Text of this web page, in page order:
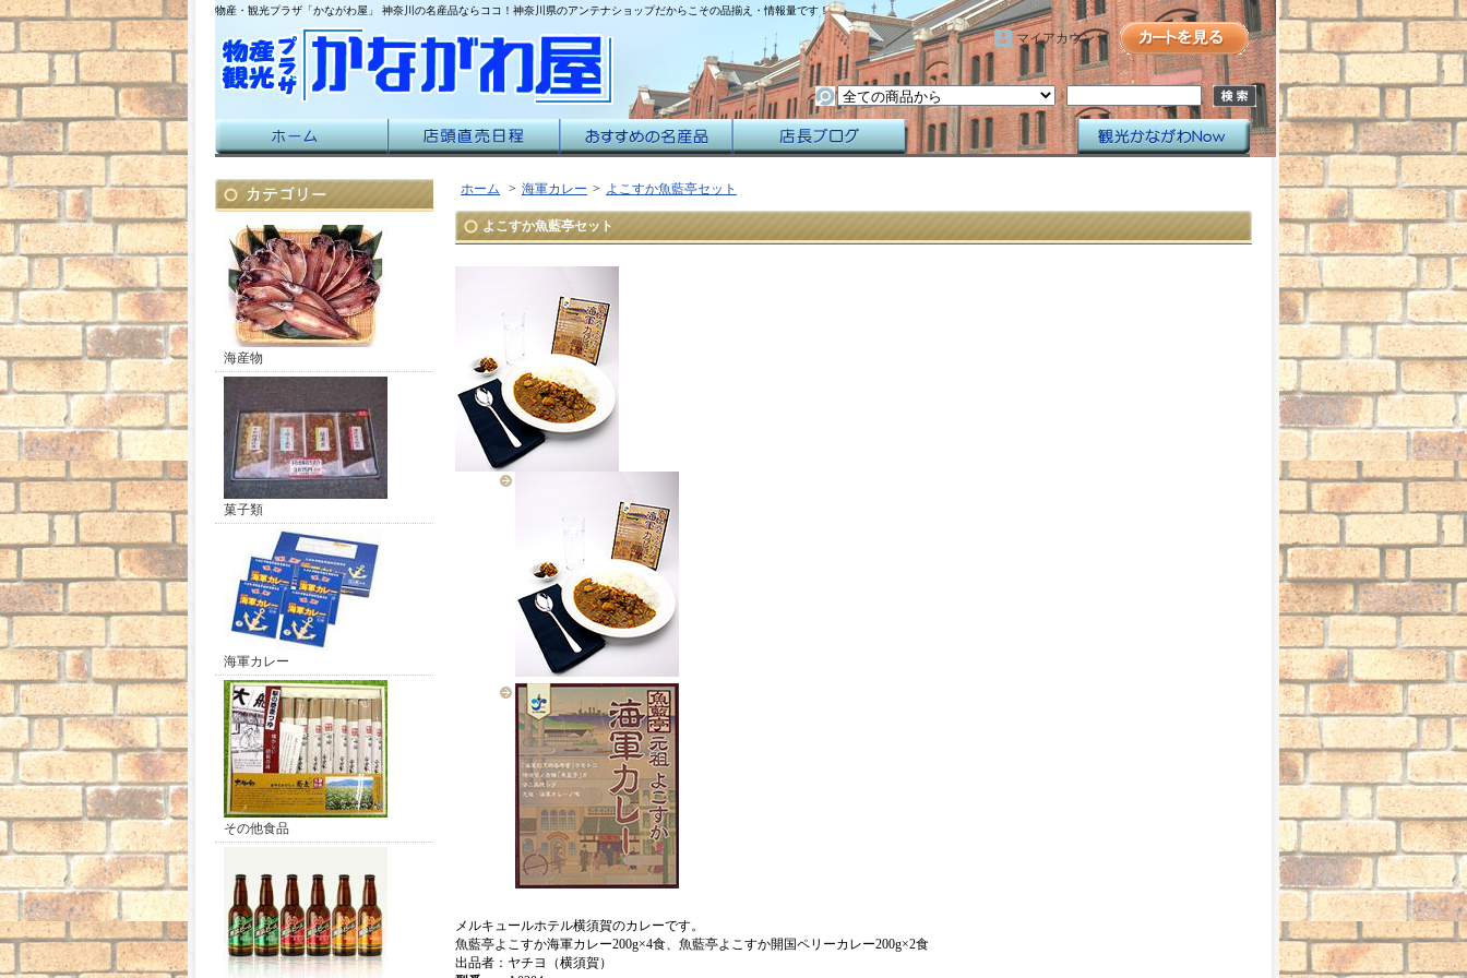
物産・観光プラザ「かながわ屋」 神奈川の名産品ならココ！神奈川県のアンテナショップだからこその品揃え・情報量です！
マイアカウント
海産物
菓子類
海軍カレー
その他食品
ホーム > 海軍カレー > よこすか魚藍亭セット
よこすか魚藍亭セット
メルキュールホテル横須賀のカレーです。
魚藍亭よこすか海軍カレー200g×4食、魚藍亭よこすか開国ペリーカレー200g×2食
出品者：ヤチヨ（横須賀）